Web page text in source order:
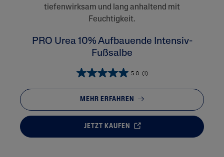
tiefenwirksam und lang anhaltend mit
Feuchtigkeit.
PRO Urea 10% Aufbauende Intensiv-
Fußsalbe
5.0 (1)
MEHR ERFAHREN
JETZT KAUFEN